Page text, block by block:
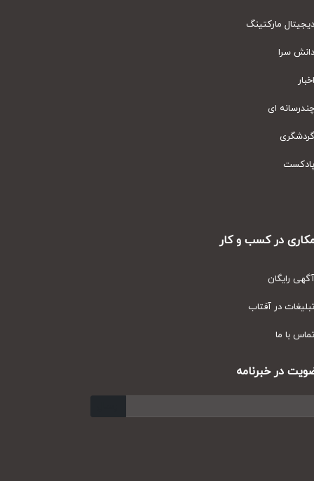
مارکتینگ
سرا
ای
در کسب و کار
رایگان
در آفتاب
با ما
در خبرنامه